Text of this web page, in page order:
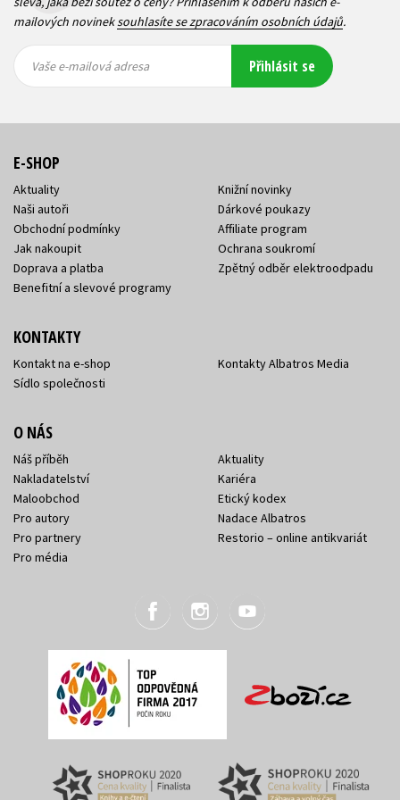
mailových novineksouhlasíte se zpracováním osobních údajů.
mailová
mailová
Vaše e-mailová adresa Přihlásit se
E-SHOP
Aktuality
Naši autoři
Obchodní podmínky
Jak nakoupit
Doprava a platba
Benefitní a slevové programy
Knižní novinky
Dárkové poukazy
Affiliate program
Ochrana soukromí
Zpětný odběr elektroodpadu
KONTAKTY
Kontakt na e-shop
Sídlo společnosti
Kontakty Albatros Media
O NÁS
Náš příběh
Nakladatelství
Maloobchod
Pro autory
Pro partnery
Pro média
Aktuality
Kariéra
Etický kodex
Nadace Albatros
Restorio – online antikvariát